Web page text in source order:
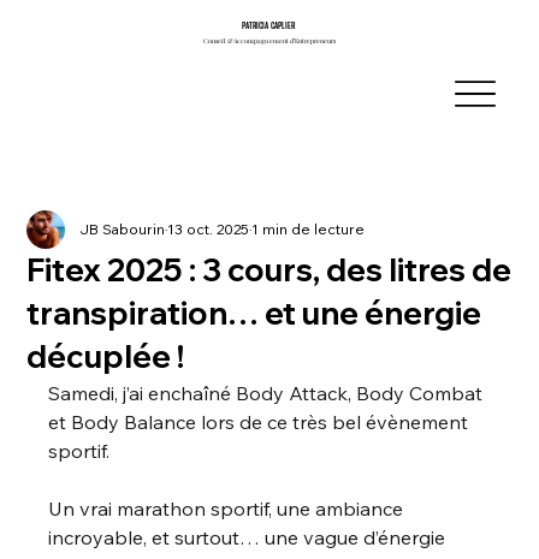
PATRICIA CAPLIER
PATRICIA CAPLIER
Conseil & Accompagnement d’Entrepreneurs
Conseil & Accompagnement d’Entrepreneurs
Fitex 2025 : 3 cours, des litres de
transpiration… et une énergie
décuplée !
JB Sabourin13 oct. 20251 min de lecture
Samedi, j’ai enchaîné Body Attack, Body Combat
et Body Balance lors de ce très bel évènement
sportif.
Un vrai marathon sportif, une ambiance
incroyable, et surtout… une vague d’énergie